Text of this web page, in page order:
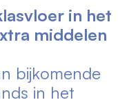
in het
middelen
bijkomende
in het